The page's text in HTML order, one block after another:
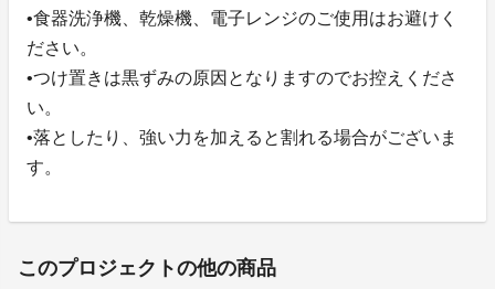
•食器洗浄機、乾燥機、電子レンジのご使用はお避けく
ださい。
•つけ置きは黒ずみの原因となりますのでお控えくださ
い。
•落としたり、強い力を加えると割れる場合がございま
す。
このプロジェクトの他の商品